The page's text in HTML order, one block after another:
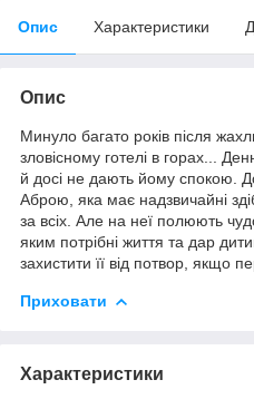
Опис Характеристики
Опис
Минуло багато років після
зловісному готелі в горах...
й досі не дають йому спокою.
Аброю, яка має надзвичайні
за всіх. Але на неї полюють
яким потрібні життя та дар
захистити її від потвор, якщо
Приховати
Характеристики